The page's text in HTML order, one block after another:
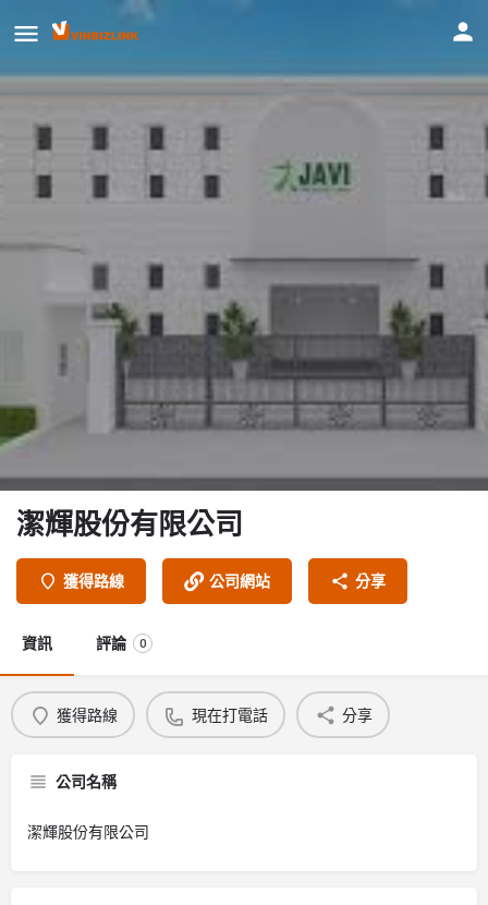
潔輝股份有限公司
獲得路線 公司網站 分享
資訊 評論 0
獲得路線 現在打電話 分享
公司名稱
潔輝股份有限公司